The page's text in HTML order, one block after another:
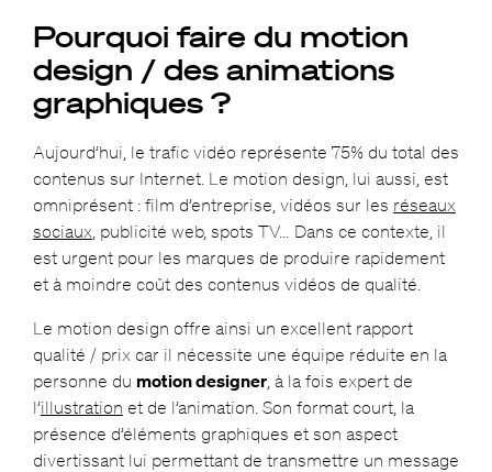
Pourquoi faire du motion
design / des animations
graphiques ?
Aujourd’hui, le trafic vidéo représente 75% du total des
contenus sur Internet. Le motion design, lui aussi, est
omniprésent : film d’entreprise, vidéos sur les réseaux
sociaux , publicité web, spots TV… Dans ce contexte, il
est urgent pour les marques de produire rapidement
et à moindre coût des contenus vidéos de qualité.
Le motion design offre ainsi un excellent rapport
qualité / prix car il nécessite une équipe réduite en la
personne du motion designer, à la fois expert de
l’illustration et de l’animation. Son format court, la
présence d’éléments graphiques et son aspect
divertissant lui permettant de transmettre un message